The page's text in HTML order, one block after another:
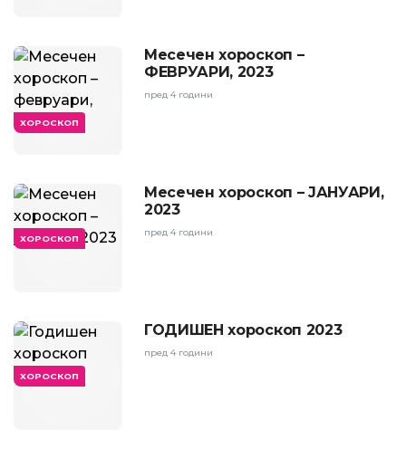
ХОРОСКОП
Месечен хороскоп –
ФЕВРУАРИ, 2023
пред 4 години
ХОРОСКОП
Месечен хороскоп – ЈАНУАРИ,
2023
пред 4 години
ХОРОСКОП
ГОДИШЕН хороскоп 2023
пред 4 години